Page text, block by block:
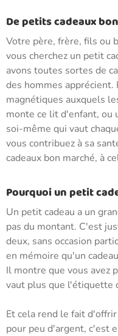
De petits cadeaux
Votre père, frère, fils ou
vous cherchez un petit
avons toutes sortes de
des hommes apprécient.
magnétiques auxquels
monte ce lit d'enfant, ou
soi-même qui vaut
vous contribuez à sa
cadeaux bon marché, à
Pourquoi un petit
Un petit cadeau a un
pas du montant. C'est
deux, sans occasion
en mémoire qu'un
Il montre que vous avez
vaut plus que l'étiquette
Et cela rend le fait
pour peu d'argent, c'est